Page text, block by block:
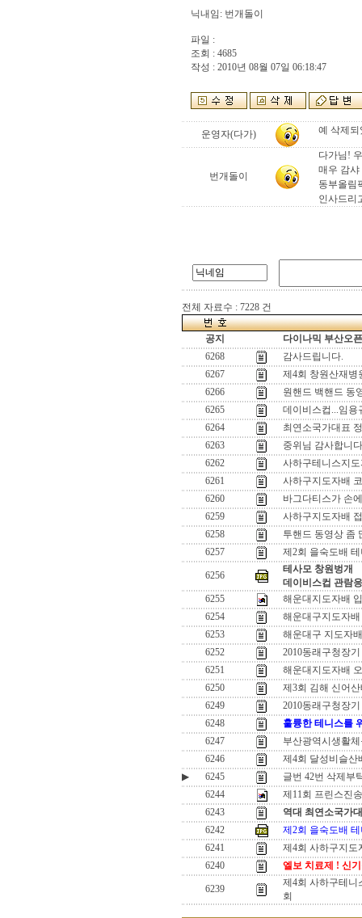
닉내임: 번개돌이
파일 :
조회 : 4685
작성 : 2010년 08월 07일 06:18:47
운영자(다가) 예 삭제
번개돌이
다가님!
매우 감샤
동부올림
인사드리
전체 자료수 : 7228 건
공지
다이나믹 부산오
6268
감사드립니다.
6267
제4회 창원산재병
6266
원핸드 백핸드 동
6265
데이비스컵...임용
6264
최연소국가대표
6263
중위님 감사합니
6262
사하구테니스지
6261
사하구지도자배
6260
바그다티스가 손
6259
사하구지도자배
6258
투핸드 동영상 좀
6257
제2회 을숙도배
6256
테사모 창원벙개
데이비스컵 관람
6255
해운대지도자배
6254
해운대구지도자
6253
해운대구 지도자
6252
2010동래구청장
6251
해운대지도자배
6250
제3회 김해 신어
6249
2010동래구청장
6248
훌륭한 테니스를
6247
부산광역시생활
6246
제4회 달성비슬산
▶
6245
글번 42번 삭제부
6244
제11회 프린스진
6243
역대 최연소국가
6242
제2회 을숙도배
6241
제4회 사하구지도
6240
엘보 치료제 ! 신
6239
제4회 사하구테니
회